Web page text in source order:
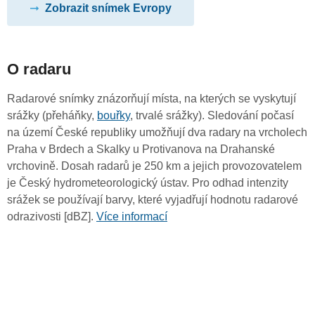
Zobrazit snímek Evropy
O radaru
Radarové snímky znázorňují místa, na kterých se vyskytují
srážky (přeháňky, bouřky, trvalé srážky). Sledování počasí
na území České republiky umožňují dva radary na vrcholech
Praha v Brdech a Skalky u Protivanova na Drahanské
vrchovině. Dosah radarů je 250 km a jejich provozovatelem
je Český hydrometeorologický ústav. Pro odhad intenzity
srážek se používají barvy, které vyjadřují hodnotu radarové
odrazivosti [dBZ]. Více informací